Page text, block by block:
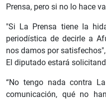
Prensa, pero si no lo hace
"Si La Prensa tiene la
periodística de decirle a
nos damos por
El diputado estará
“No tengo nada contra
comunicación, qué no